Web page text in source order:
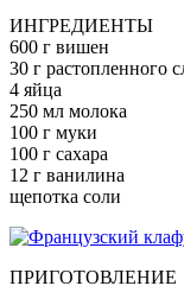
ИНГРЕДИЕНТЫ
600 г вишен
30 г растопленного
4 яйца
250 мл молока
100 г муки
100 г сахара
12 г ванилина
щепотка соли
ПРИГОТОВЛЕНИЕ